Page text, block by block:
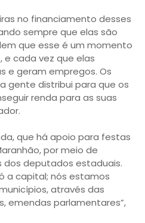
no financiamento desses
sempre que elas são
que esse é um momento
cada vez que elas
e geram empregos. Os
gente distribui para que os
renda para as suas
que há apoio para festas
por meio de
deputados estaduais.
a capital; nós estamos
através das
emendas parlamentares”,